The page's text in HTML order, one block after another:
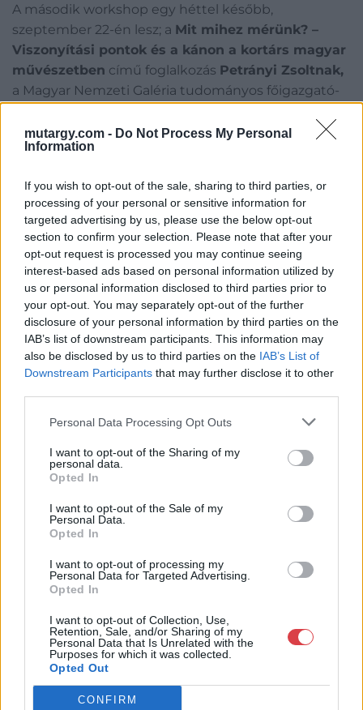
mutargy.com - Do Not Process My Personal
Information
If you wish to opt-out of the sale, sharing to third parties, or
processing of your personal or sensitive information for
targeted advertising by us, please use the below opt-out
section to confirm your selection. Please note that after your
opt-out request is processed you may continue seeing
interest-based ads based on personal information utilized by
us or personal information disclosed to third parties prior to
your opt-out. You may separately opt-out of the further
disclosure of your personal information by third parties on the
IAB’s list of downstream participants. This information may
also be disclosed by us to third parties on the IAB’s List of
Downstream Participants that may further disclose it to other
Personal Data Processing Opt Outs
I want to opt-out of the Sharing of my
personal data.
Opted In
I want to opt-out of the Sale of my
Personal Data.
Opted In
I want to opt-out of processing my
Personal Data for Targeted Advertising.
Opted In
I want to opt-out of Collection, Use,
Retention, Sale, and/or Sharing of my
Personal Data that Is Unrelated with the
Purposes for which it was collected.
Opted Out
CONFIRM
A második workshop egy héttel később,
szeptember 22-én lesz; a Mit mihez mérünk? –
Viszonyítási pontok és a kánon a kortárs magyar
művészetben című foglalkozás Petrányi Zsoltnak,
a Magyar Nemzeti Galéria tudományos főigazgató-
és befektetőt foglalkoztató kérdésnek a
megértéséhez segít közelebb kerülni, hogy hogyan
hierarchiája, ki miért lesz elfogadottabb és hogyan
hat ez a műtárgypiacra. E hierarchia alakulásában,
globális színtérről lévén szó, nagyon fontos a
nemzetközi szereplés, ezért ennek hatásairól is szót
ejtünk.
A workshop első foglalkozásain szerzett ismeretek
máris jól hasznosíthatóak lesznek szeptember 26-
án, amikor a résztvevők ellátogatnak a Budapest
Contemporarykortárs képzőművészeti vásárra,
elismert alkotóinak munkáit mutatja be. A vezetett
programon a résztvevők a legjelentősebb magyar
művészek és a legígéretesebb fiatal tehetségek
kortárs művészeti szcéna uralkodó tendenciáival és
a hazai piac meghatározó képviselőivel.
A szeptember 29-i workshopon az egyik
legismertebb kortárs gyűjtő,
választanál? – Kérdések és döntések a kortárs
műgyűjtésbencímmel. Már az első – vagy egyetlen
– műtárgy megvásárlása is számtalan kérdést vet
fel. Hogyan válasszunk, és az első műtárgyak